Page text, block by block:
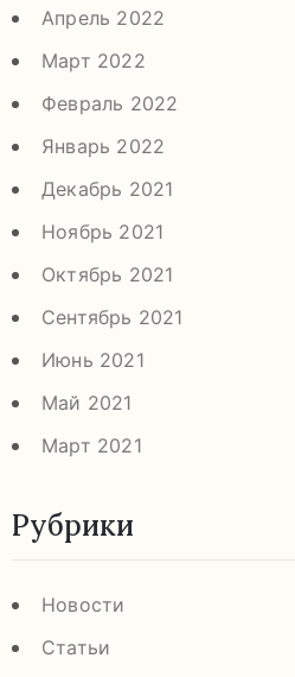
Апрель 2022
Март 2022
Февраль 2022
Январь 2022
Декабрь 2021
Ноябрь 2021
Октябрь 2021
Сентябрь 2021
Июнь 2021
Май 2021
Март 2021
Рубрики
Новости
Статьи